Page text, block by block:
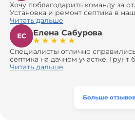
Хочу поблагодарить команду за
Установка и ремонт септика в
оказались сложной задачей, но
все 100%. Всё сделали аккуратно
Давали полезные рекомендации,
навязать ничего лишнего,
доставкой материалов, что
сэкономить. Выполнили монтаж
оборудования, заменили трубы,
эту компанию всем, кто ищет
Читать дальше
ЕС
Елена Сабурова
Специалисты отлично
септика на дачном участке.
сделали быстро и аккуратно.
Читать дальше
Больше отзывов